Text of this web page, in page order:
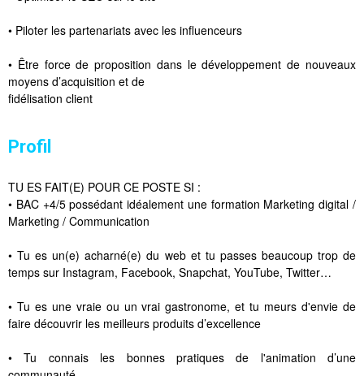
• Piloter les partenariats avec les influenceurs
• Être force de proposition dans le développement de nouveaux
moyens d’acquisition et de
fidélisation client
Profil
TU ES FAIT(E) POUR CE POSTE SI :
• BAC +4/5 possédant idéalement une formation Marketing digital /
Marketing / Communication
• Tu es un(e) acharné(e) du web et tu passes beaucoup trop de
temps sur Instagram, Facebook, Snapchat, YouTube, Twitter…
• Tu es une vraie ou un vrai gastronome, et tu meurs d'envie de
faire découvrir les meilleurs produits d’excellence
• Tu connais les bonnes pratiques de l'animation d’une